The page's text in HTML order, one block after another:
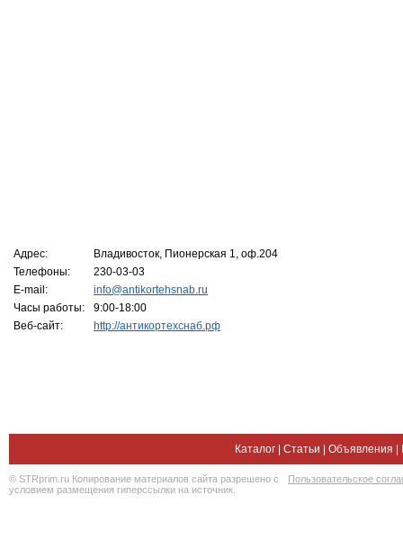
Адрес:
Владивосток, Пионерская 1, оф.204
Телефоны:
230-03-03
E-mail:
info@antikortehsnab.ru
Часы работы:
9:00-18:00
Веб-сайт:
http://антикортехснаб.рф
Каталог Статьи Объявления
© STRprim.ru Копирование материалов сайта разрешено с
условием размещения гиперссылки на источник.
Пользовательское